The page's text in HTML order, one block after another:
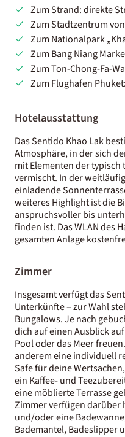
Zum Strand: direkte
Zum Stadtzentrum
Zum Nationalpark
Zum Bang Niang
Zum Ton-Chong-Fa-
Zum Flughafen
Hotelausstattung
Das Sentido Khao Lak
Atmosphäre, in der sich
mit Elementen der
vermischt. In der
einladende
weiteres Highlight ist die
anspruchsvoller bis
finden ist. Das WLAN des
gesamten Anlage
Zimmer
Insgesamt verfügt das
Unterkünfte – zur Wahl
Bungalows. Je nach
dich auf einen Ausblick
Pool oder das Meer
anderem eine individuell
Safe für deine
ein Kaffee- und
eine möblierte Terrasse
Zimmer verfügen darüber
und/oder eine
Bademantel, Badeslipper